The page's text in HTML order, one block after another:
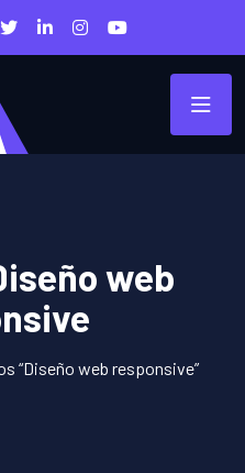
web
“Diseño web responsive”